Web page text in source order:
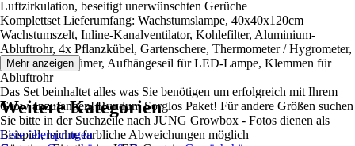
Luftzirkulation, beseitigt unerwünschten Gerüche
Komplettset Lieferumfang: Wachstumslampe, 40x40x120cm
Wachstumszelt, Inline-Kanalventilator, Kohlefilter, Aluminium-
Abluftrohr, 4x Pflanzkübel, Gartenschere, Thermometer / Hygrometer,
Steckdose mit Timer, Aufhängeseil für LED-Lampe, Klemmen für
Abluftrohr
Das Set beinhaltet alles was Sie benötigen um erfolgreich mit Ihrem
Grow anzufangen! Rundum Sorglos Paket! Für andere Größen suchen
Sie bitte in der Suchzeile nach JUNG Growbox - Fotos dienen als
Beispiel, leichte farbliche Abweichungen möglich
Mehr anzeigen
Weitere Kategorien
Liste überspringen